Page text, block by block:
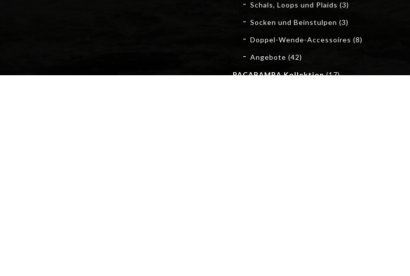
Schals, Loops und Plaids (3)
Socken und Beinstulpen (3)
Doppel-Wende-Accessoires (8)
Angebote (42)
PACABAMBA Kollektion (17)